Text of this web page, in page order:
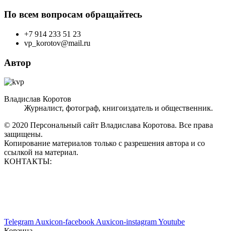
По всем вопросам обращайтесь
+7 914 233 51 23
vp_korotov@mail.ru
Автор
Владислав Коротов
Журналист, фотограф, книгоиздатель и общественник.
© 2020 Персональный сайт Владислава Коротова. Все права
защищены.
Копирование материалов только с разрешения автора и со
ссылкой на материал.
КОНТАКТЫ:
TelegramAuxicon-facebookAuxicon-instagramYoutube